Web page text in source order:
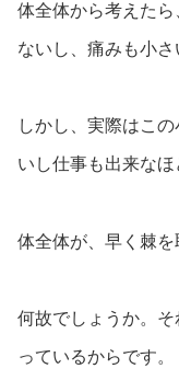
体全体から考えた
ないし、痛みも小さ
しかし、実際はこ
いし仕事も出来なほ
体全体が、早く棘を
何故でしょうか。
っているからです。